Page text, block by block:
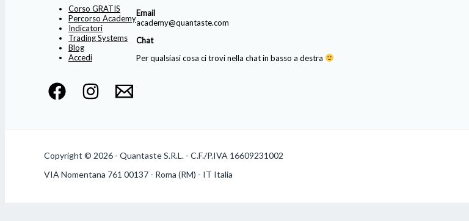
Corso GRATIS
Percorso Academy
Indicatori
Trading Systems
Blog
Accedi
Email
academy@quantaste.com
Chat
Per qualsiasi cosa ci trovi nella chat in basso a destra
Copyright © 2026 - Quantaste S.R.L. - C.F./P.IVA 16609231002
VIA Nomentana 761 00137 - Roma (RM) - IT Italia